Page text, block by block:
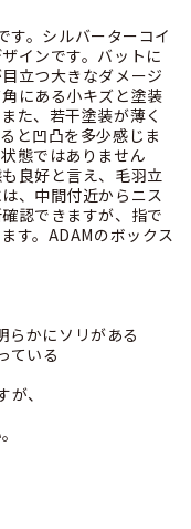
。シルバーターコイ
インです。バットに
立つ大きなダメージ
にある小キズと塗装
た、若干塗装が薄く
と凹凸を多少感じま
態ではありません
良好と言え、毛羽立
、中間付近からニス
認できますが、指で
す。ADAMのボックス
かにソリがある
ている
、